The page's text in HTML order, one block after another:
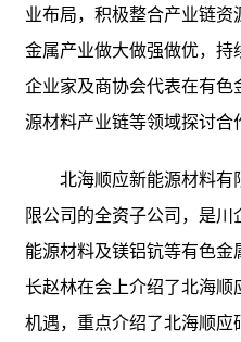
业布局，积极整合产业链
金属产业做大做强做优，
企业家及商协会代表在有
源材料产业链等领域探讨合
北海顺应新能源材料有
限公司的全资子公司，是
能源材料及镁铝钪等有色
长赵林在会上介绍了北海顺
机遇，重点介绍了北海顺